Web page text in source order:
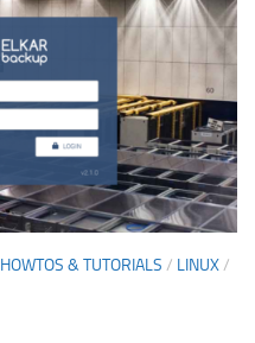
HOWTOS & TUTORIALS / LINUX/